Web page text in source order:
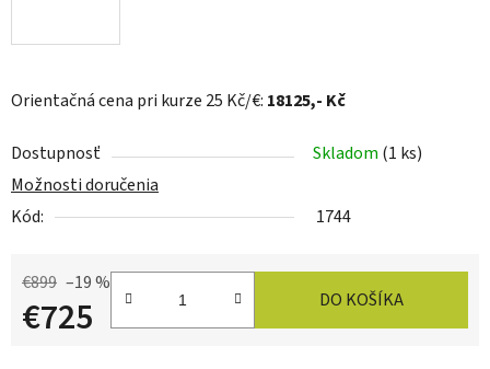
Orientačná cena pri kurze 25 Kč/€: 18125,- Kč
Dostupnosť Skladom (1 ks)
Možnosti doručenia
Kód:
1744
€899 –19 %
€725 DO KOŠÍKA